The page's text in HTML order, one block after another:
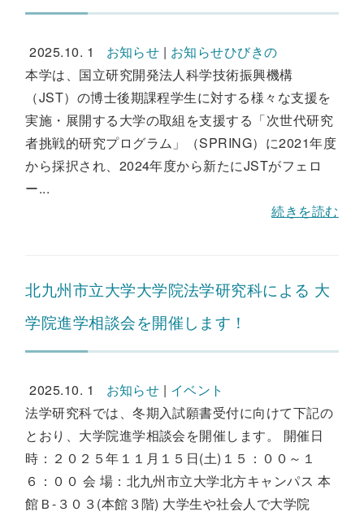
2025.10. 1 お知らせ | お知らせひびきの
本学は、国立研究開発法人科学技術振興機構
（JST）の博士後期課程学生に対する様々な支援を
実施・展開する大学の取組を支援する「次世代研究
者挑戦的研究プログラム」（SPRING）に2021年度
から採択され、2024年度から新たにJSTがフェロ
ー...
続きを読む
北九州市立大学大学院法学研究科による 大
学院進学相談会を開催します！
2025.10. 1 お知らせ | イベント
法学研究科では、冬期入試願書受付に向けて下記の
とおり、大学院進学相談会を開催します。 開催日
時：２０２５年１１月１５日(土)１５：００～１
６：００ 会 場：北九州市立大学北方キャンパス 本
館Ｂ-３０３(本館３階) 大学生や社会人で大学院